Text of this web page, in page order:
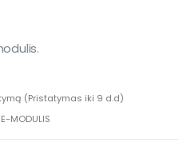
(Pristatymas iki 9 d.d)
MODULIS